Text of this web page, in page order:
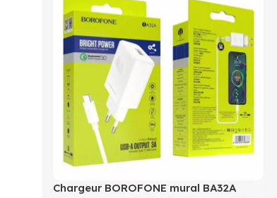
Chargeur BOROFONE mural BA32A